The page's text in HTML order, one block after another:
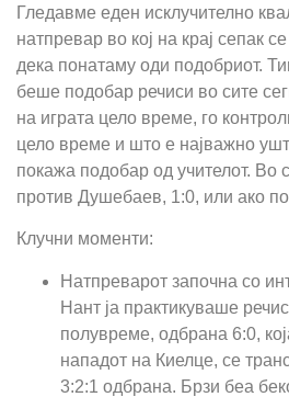
Гледавме еден исклучително
натпревар во кој на крај сепак
дека понатаму оди подобриот.
беше подобар речиси во сите
на играта цело време, го
цело време и што е најважно
покажа подобар од учителот. Во
против Душебаев, 1:0, или ако
Клучни моменти:
Натпреварот започна со
Нант ја практикуваше
полувреме, одбрана 6:0,
нападот на Киелце, се
3:2:1 одбрана. Брзи беа